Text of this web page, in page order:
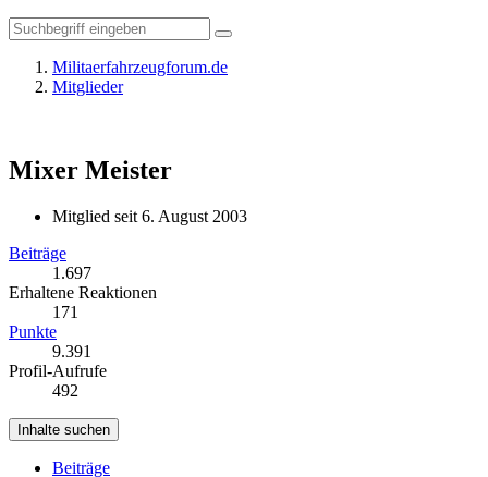
Militaerfahrzeugforum.de
Mitglieder
Mixer Meister
Mitglied seit 6. August 2003
Beiträge
1.697
Erhaltene Reaktionen
171
Punkte
9.391
Profil-Aufrufe
492
Inhalte suchen
Beiträge